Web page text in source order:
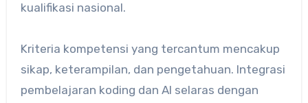
kualifikasi nasional.
Kriteria kompetensi yang tercantum mencakup
sikap, keterampilan, dan pengetahuan. Integrasi
pembelajaran koding dan AI selaras dengan